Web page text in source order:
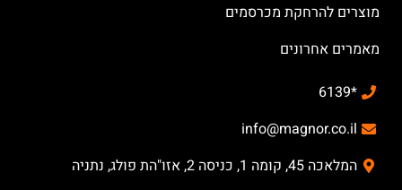
מוצרים להרחקת מכרסמים
מאמרים אחרונים
*6139
info@magnor.co.il
המלאכה 45, קומה 1, כניסה 2, אזו"הת פולג, נתניה